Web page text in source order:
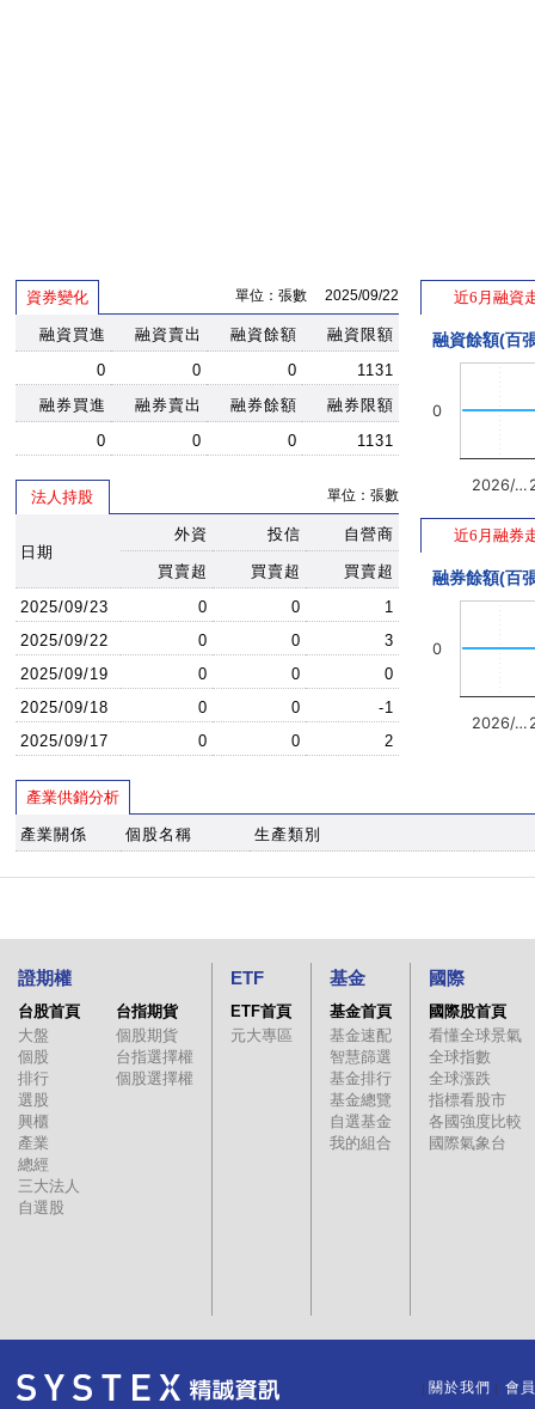
資券變化 單位：張數 2025/09/22
融資買進 融資賣出 融資餘額
融資限額
0
0 0
1131
融券買進
融券賣出 融券餘額
融券限額
0
0 0 1131
法人持股 單位：張數
日期
外資 投信 自營商
買賣超 買賣超
買賣超
2025/09/23
0 0
1
2025/09/22
0 0
3
2025/09/19
0 0
0
2025/09/18
0 0
-1
2025/09/17
0 0 2
近6月融資
融資餘額(百
2026/…
0
近6月融券
融券餘額(百
2026/…
0
產業供銷分析
產業關係 個股名稱 生產類別
證期權
台股首頁
大盤
個股
排行
選股
興櫃
產業
總經
三大法人
自選股
台指期貨
個股期貨
台指選擇權
個股選擇權
ETF
ETF首頁
元大專區
基金
基金首頁
基金速配
智慧篩選
基金排行
基金總覽
自選基金
我的組合
國際
國際股首頁
看懂全球景氣
全球指數
全球漲跌
指標看股市
各國強度比較
國際氣象台
關於我們 會